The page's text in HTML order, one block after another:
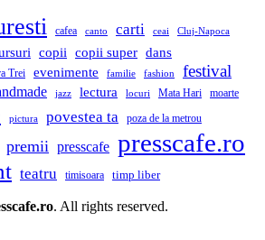
cafea canto carti ceai Cluj-Napoca
copii copii super dans
Trei evenimente familie fashion
festival
jazz lectura locuri Mata Hari moarte
pictura povestea ta poza de la metrou
premii presscafe presscafe.ro
teatru timisoara timp liber
. All rights reserved.